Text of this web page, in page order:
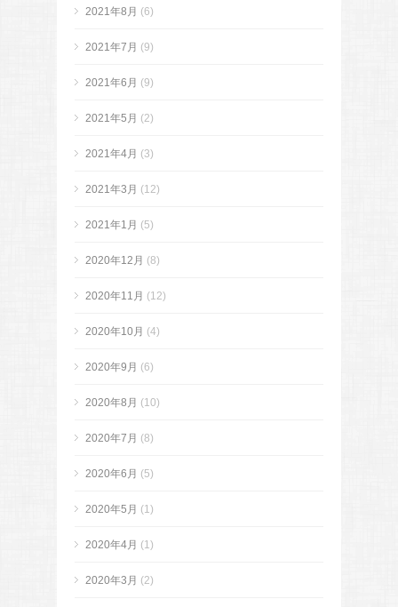
2021年8月 (6)
2021年7月 (9)
2021年6月 (9)
2021年5月 (2)
2021年4月 (3)
2021年3月 (12)
2021年1月 (5)
2020年12月 (8)
2020年11月 (12)
2020年10月 (4)
2020年9月 (6)
2020年8月 (10)
2020年7月 (8)
2020年6月 (5)
2020年5月 (1)
2020年4月 (1)
2020年3月 (2)